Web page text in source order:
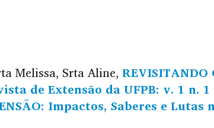
Melissa, Srta Aline, REVISITANDO
de Extensão da UFPB: v. 1 n. 1
Impactos, Saberes e Lutas